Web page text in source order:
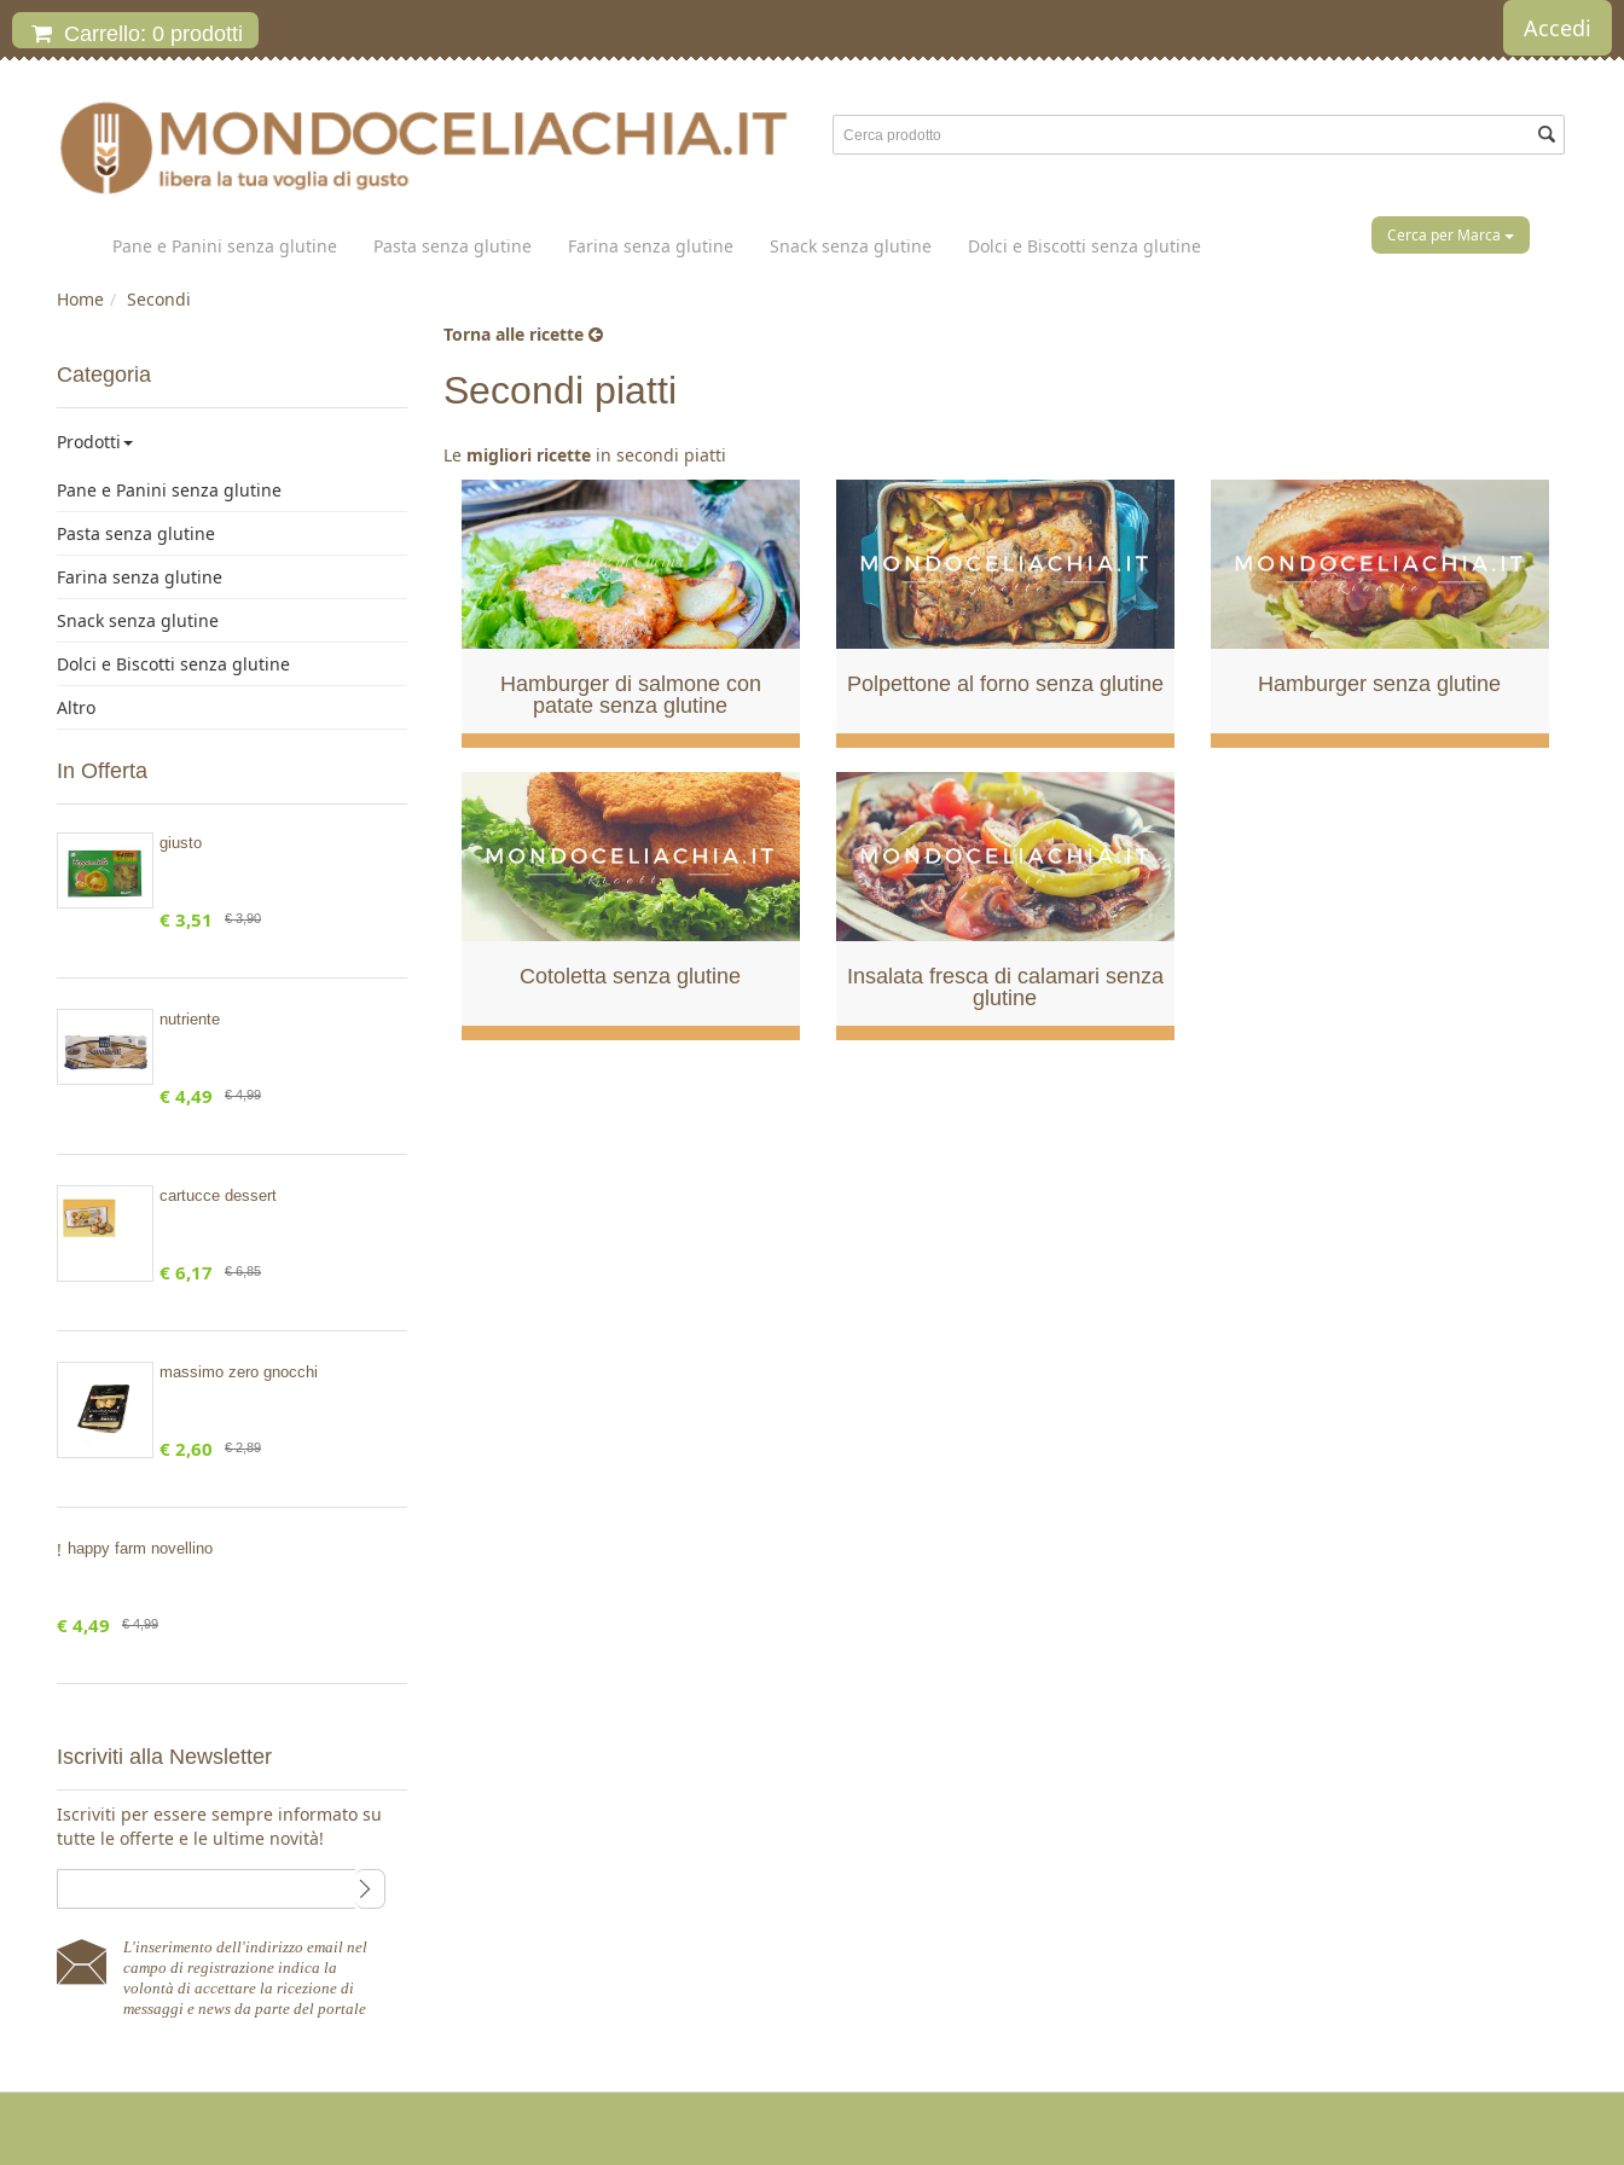
Carrello: 0 prodotti Accedi
Pane e Panini senza glutine Pasta senza glutine Farina senza glutine Snack senza glutine Dolci e Biscotti senza glutine Cerca per Marca
Home Secondi
Categoria
Prodotti
Pane e Panini senza glutine
Pasta senza glutine
Farina senza glutine
Snack senza glutine
Dolci e Biscotti senza glutine
Altro
In Offerta
giusto
€ 3,51 € 3,90
nutriente
€ 4,49 € 4,99
cartucce dessert
€ 6,17 € 6,85
massimo zero gnocchi
€ 2,60 € 2,89
! happy farm novellino
€ 4,49 € 4,99
Iscriviti alla Newsletter
Iscriviti per essere sempre informato su
tutte le offerte e le ultime novità!
L'inserimento dell'indirizzo email nel
campo di registrazione indica la
volontà di accettare la ricezione di
messaggi e news da parte del portale
Torna alle ricette
Secondi piatti
Le migliori ricette in secondi piatti
Hamburger di salmone con
patate senza glutine
Polpettone al forno senza glutine Hamburger senza glutine
Cotoletta senza glutine
Insalata fresca di calamari senza
glutine